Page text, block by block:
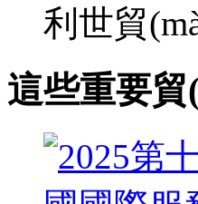
利世貿
這些重要